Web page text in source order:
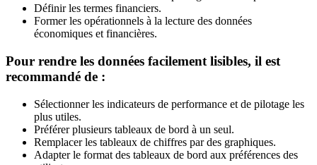
Définir les termes financiers.
Former les opérationnels à la lecture des données
économiques et financières.
Pour rendre les données facilement lisibles, il est
recommandé de :
Sélectionner les indicateurs de performance et de pilotage les
plus utiles.
Préférer plusieurs tableaux de bord à un seul.
Remplacer les tableaux de chiffres par des graphiques.
Adapter le format des tableaux de bord aux préférences des